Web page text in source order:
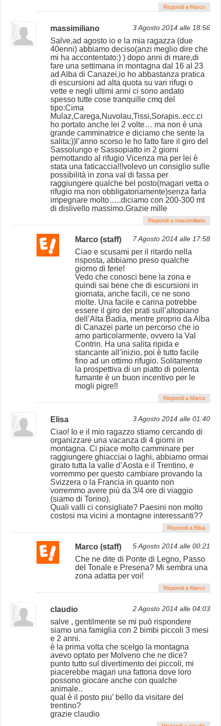
Rispondi a Marco
massimiliano 3 Agosto 2014 alle 18:56
Salve,ad agosto io e la mia ragazza (due
40enni) abbiamo deciso(anzi meglio dire che
mi ha accontentato:) ) dopo anni di mare,di
fare una settimana in montagna dal 16 al 23
ad Alba di Canazei,io ho abbastanza pratica
di escursioni ad alta quota su vari rifugi o
vette e negli ultimi anni ci sono andato
spesso tutte cose tranquille cmq del
tipo:Cima
Mulaz,Carega,Nuvolau,Tissi,Sorapis..ecc.ci
ho portato anche lei 2 volte… ma non è una
grande camminatrice e diciamo che sente la
salita:))l’anno scorso le ho fatto fare il giro del
Sassolungo e Sassopiatto in 2 giorni
pernottando al rifugio Vicenza ma per lei è
stata una faticaccia!!!volevo un consiglio sulle
possibilità in zona val di fassa per
raggiungere qualche bel posto(magari vetta o
rifugio ma non obbligatoriamente)senza farla
impegnare molto…..diciamo con 200-300 mt
di dislivello massimo.Grazie mille
Rispondi a massimiliano
Marco (staff) 7 Agosto 2014 alle 17:58
Ciao e scusami per il ritardo nella
risposta, abbiamo preso qualche
giorno di ferie!
Vedo che conosci bene la zona e
quindi sai bene che di escursioni in
giornata, anche facili, ce ne sono
molte. Una facile e carina potrebbe
essere il giro dei prati sull’altopiano
dell’Alta Badia, mentre proprio da Alba
di Canazei parte un percorso che io
amo particolarmente, ovvero la Val
Contrin. Ha una salita ripida e
stancante all’inizio, poi è tutto facile
fino ad un ottimo rifugio. Solitamente
la prospettiva di un piatto di polenta
fumante è un buon incentivo per le
mogli pigre!!
Rispondi a Marco
Elisa 3 Agosto 2014 alle 01:40
Ciao! Io e il mio ragazzo stiamo cercando di
organizzare una vacanza di 4 giorni in
montagna. Ci piace molto camminare per
raggiungere ghiacciai o laghi, abbiamo ormai
girato tutta la valle d’Aosta e il Trentino, e
vorremmo per questo cambiare provando la
Svizzera o la Francia in quanto non
vorremmo avere più da 3/4 ore di viaggio
(siamo di Torino).
Quali valli ci consigliate? Paesini non molto
costosi ma vicini a montagne interessanti??
Rispondi a Elisa
Marco (staff) 5 Agosto 2014 alle 00:21
Che ne dite di Ponte di Legno, Passo
del Tonale e Presena? Mi sembra una
zona adatta per voi!
Rispondi a Marco
claudio 2 Agosto 2014 alle 04:03
salve , gentilmente se mi può rispondere
siamo una famiglia con 2 bimbi piccoli 3 mesi
e 2 anni.
è la prima volta che scelgo la montagna
avevo optato per Molveno che ne dice?
punto tutto sul divertimento dei piccoli, mi
piacerebbe magari una fattoria dove loro
possono giocare anche con qualche
animale..
qual è il posto piu’ bello da visitare del
trentino?
grazie claudio